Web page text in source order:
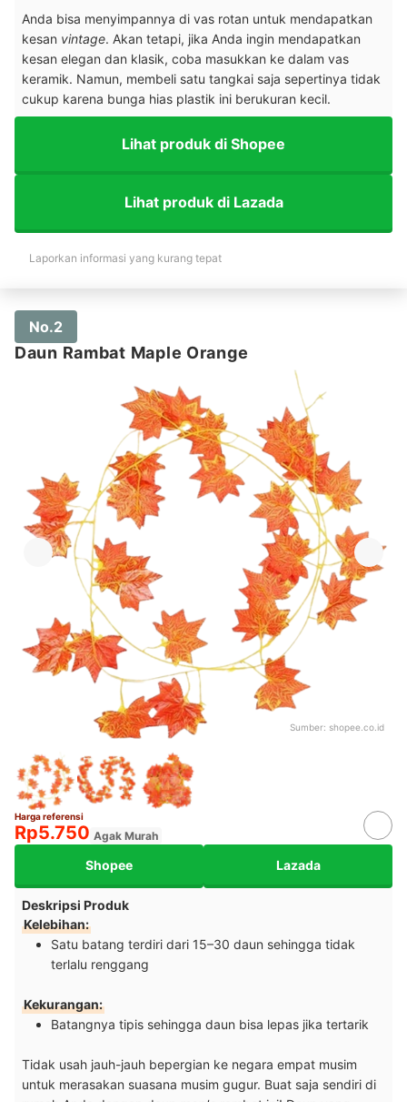
Anda bisa menyimpannya di vas rotan untuk mendapatkan
kesan vintage. Akan tetapi, jika Anda ingin mendapatkan
kesan elegan dan klasik, coba masukkan ke dalam vas
keramik. Namun, membeli satu tangkai saja sepertinya tidak
cukup karena bunga hias plastik ini berukuran kecil.
Lihat produk di Shopee
Lihat produk di Lazada
Laporkan informasi yang kurang tepat
No.2
Daun Rambat Maple Orange
Sumber: shopee.co.id
Harga referensi
Rp5.750 Agak Murah
Shopee Lazada
Deskripsi Produk
Kelebihan:
Satu batang terdiri dari 15–30 daun sehingga tidak
terlalu renggang
Kekurangan:
Batangnya tipis sehingga daun bisa lepas jika tertarik
Tidak usah jauh-jauh bepergian ke negara empat musim
untuk merasakan suasana musim gugur. Buat saja sendiri di